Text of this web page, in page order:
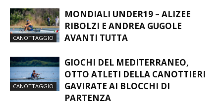
CANOTTAGGIO
MONDIALI UNDER19 – ALIZEE
RIBOLZI E ANDREA GUGOLE
AVANTI TUTTA
CANOTTAGGIO
GIOCHI DEL MEDITERRANEO,
OTTO ATLETI DELLA CANOTTIERI
GAVIRATE AI BLOCCHI DI
PARTENZA